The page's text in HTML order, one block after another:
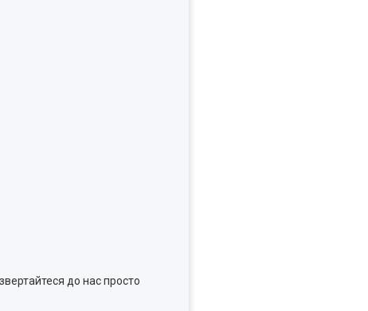
до нас просто